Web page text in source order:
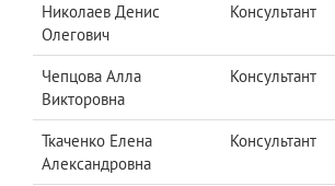
Николаев Денис
Олегович
Консультант
Чепцова Алла
Викторовна
Консультант
Ткаченко Елена
Александровна
Консультант